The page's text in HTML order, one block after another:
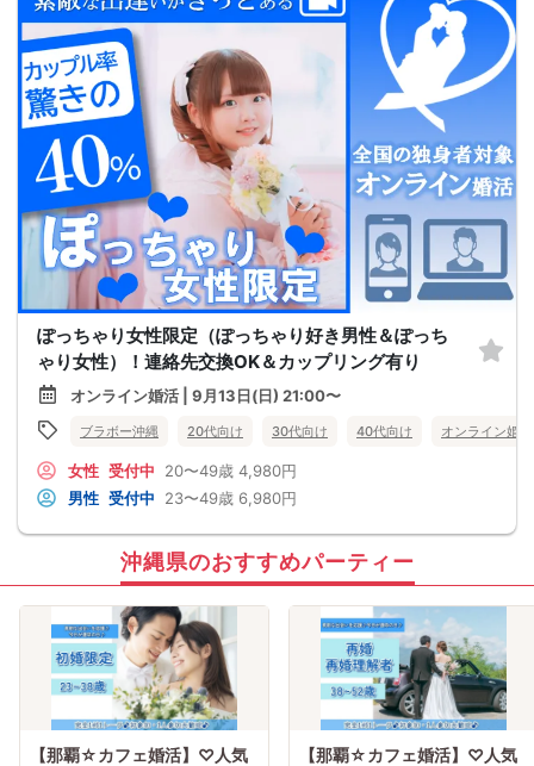
ぽっちゃり女性限定（ぽっちゃり好き男性＆ぽっち
ゃり女性）！連絡先交換OK＆カップリング有り
オンライン婚活 | 9月13日(日) 21:00〜
ブラボー沖縄 20代向け 30代向け 40代向け オンライン婚活
女性 受付中 20〜49歳 4,980円
男性 受付中 23〜49歳 6,980円
沖縄県のおすすめパーティー
【那覇☆カフェ婚活】♡人気
【那覇☆カフェ婚活】♡人気